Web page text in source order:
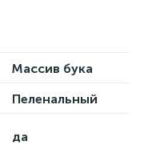
Массив бука
Пеленальный
да